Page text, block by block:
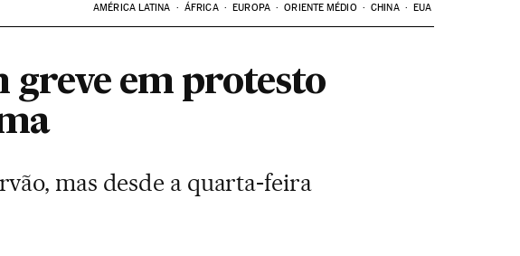
AMÉRICA LATINA ÁFRICA EUROPA ORIENTE MÉDIO CHINA EUA
greve em protesto
mas desde a quarta-feira